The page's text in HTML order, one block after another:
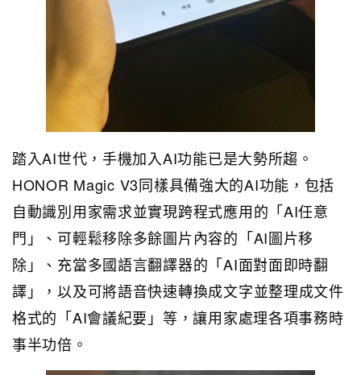
踏入AI世代，手機加入AI功能已是大勢所趨。
HONOR Magic V3同樣具備強大的AI功能，包括
自動識別用家需求並實現跨程式應用的「AI任意
門」、可輕鬆移除多餘圖片內容的「AI圖片移
除」、充當多國語言翻譯器的「AI面對面即時翻
譯」，以及可將語音快速轉換成文字並整理成文件
格式的「AI會議紀要」等，讓用家處理各項事務時
事半功倍。